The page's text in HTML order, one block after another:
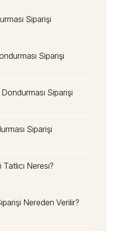
Siparişi
Siparişi
Siparişi
Siparişi
Neresi?
Nereden Verilir?